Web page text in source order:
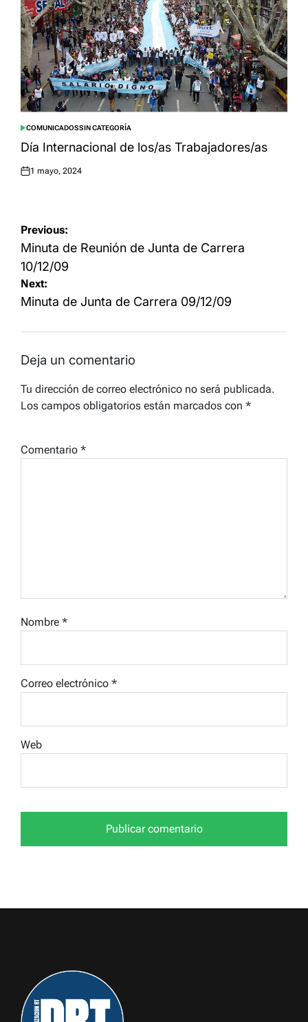
POSTED
IN
COMUNICADOSSIN CATEGORÍA
Día Internacional de los/as Trabajadores/as
Posted
1 mayo, 2024
Navegación
de
entradas
Previous:
Minuta de Reunión de Junta de Carrera
10/12/09
Next:
Minuta de Junta de Carrera 09/12/09
Deja un comentario
Tu dirección de correo electrónico no será publicada.
Los campos obligatorios están marcados con *
Comentario *
Nombre *
Correo electrónico *
Web